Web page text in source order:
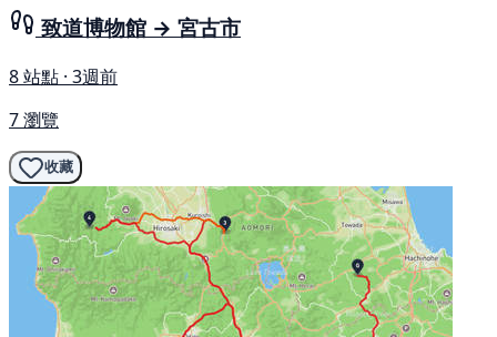
致道博物館 → 宮古市
8 站點 · 3週前
7 瀏覽
收藏